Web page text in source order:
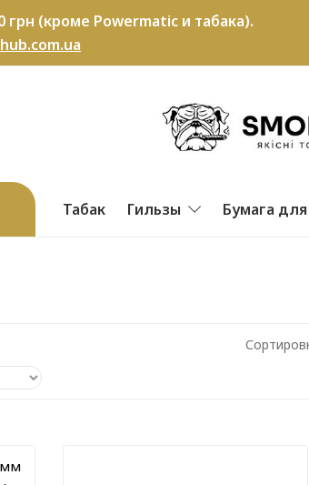
грн (кроме Powermatic и табака).
Табак Гильзы Бумага